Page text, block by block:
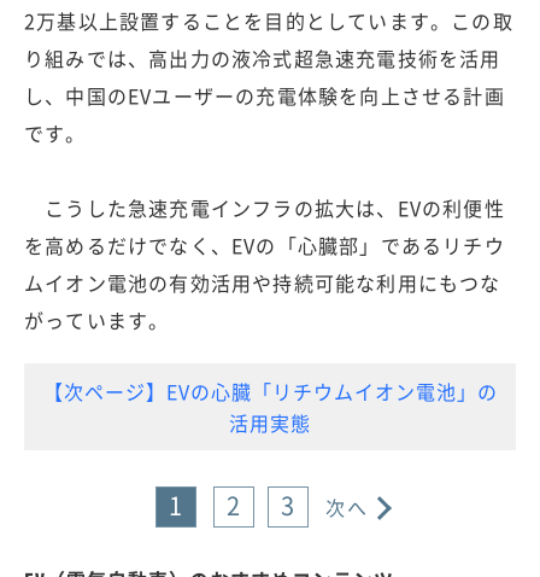
2万基以上設置することを目的としています。この取
り組みでは、高出力の液冷式超急速充電技術を活用
し、中国のEVユーザーの充電体験を向上させる計画
です。
こうした急速充電インフラの拡大は、EVの利便性
を高めるだけでなく、EVの「心臓部」であるリチウ
ムイオン電池の有効活用や持続可能な利用にもつな
がっています。
【次ページ】EVの心臓「リチウムイオン電池」の
活用実態
1 2 3 次へ